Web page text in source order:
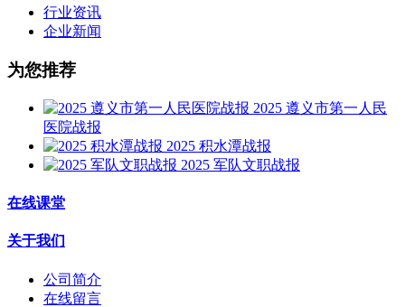
行业资讯
企业新闻
为您推荐
2025 遵义市第一人民
医院战报
2025 积水潭战报
2025 军队文职战报
在线课堂
关于我们
公司简介
在线留言